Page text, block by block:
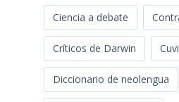
Ciencia a debate
Críticos de Darwin
Diccionario de neolengua